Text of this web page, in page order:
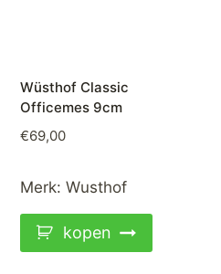
Wüsthof Classic
Officemes 9cm
€69,00
Merk: Wusthof
kopen